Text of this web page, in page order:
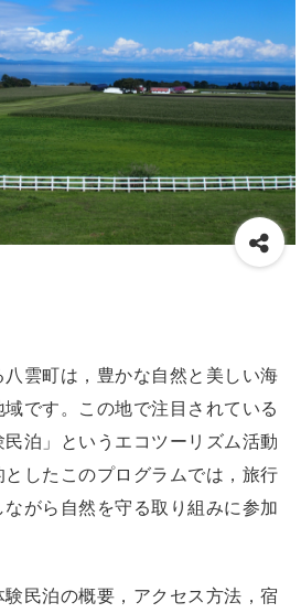
雲町は，豊かな自然と美しい海
です。この地で注目されている
泊」というエコツーリズム活動
したこのプログラムでは，旅行
がら自然を守る取り組みに参加
民泊の概要，アクセス方法，宿